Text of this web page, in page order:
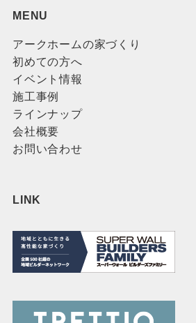
MENU
アークホームの家づくり
初めての方へ
イベント情報
施工事例
ラインナップ
会社概要
お問い合わせ
LINK